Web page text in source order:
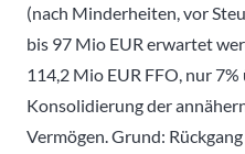
(nach Minderheiten, vor
bis 97 Mio EUR erwartet
114,2 Mio EUR FFO, nur
Konsolidierung der
Vermögen. Grund: